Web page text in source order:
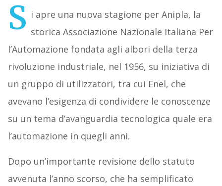
S i apre una nuova stagione per Anipla, la
storica Associazione Nazionale Italiana Per
l’Automazione fondata agli albori della terza
rivoluzione industriale, nel 1956, su iniziativa di
un gruppo di utilizzatori, tra cui Enel, che
avevano l’esigenza di condividere le conoscenze
su un tema d’avanguardia tecnologica quale era
l’automazione in quegli anni.
Dopo un’importante revisione dello statuto
avvenuta l’anno scorso, che ha semplificato